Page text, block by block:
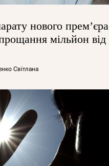
нового прем’єра
мільйон від
Світлана